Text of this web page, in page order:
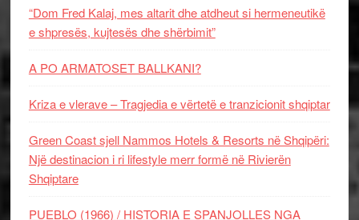
“Dom Fred Kalaj, mes altarit dhe atdheut si hermeneutikë
e shpresës, kujtesës dhe shërbimit”
A PO ARMATOSET BALLKANI?
Kriza e vlerave – Tragjedia e vërtetë e tranzicionit shqiptar
Green Coast sjell Nammos Hotels & Resorts në Shqipëri:
Një destinacion i ri lifestyle merr formë në Rivierën
Shqiptare
PUEBLO (1966) / HISTORIA E SPANJOLLES NGA